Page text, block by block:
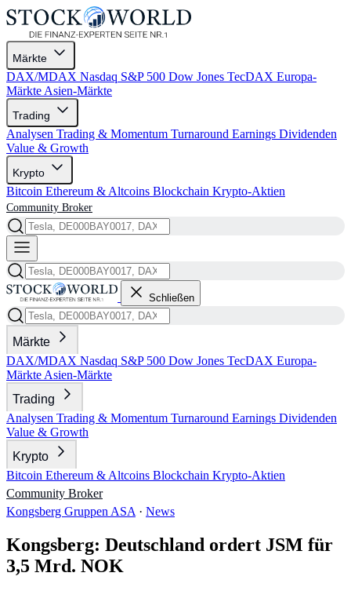
Märkte
DAX/MDAX Nasdaq S&P 500 Dow Jones TecDAX Europa-
Märkte Asien-Märkte
Trading
Analysen Trading & Momentum Turnaround Earnings Dividenden
Value & Growth
Krypto
Bitcoin Ethereum & Altcoins Blockchain Krypto-Aktien
Community Broker
Schließen
Märkte
DAX/MDAX Nasdaq S&P 500 Dow Jones TecDAX Europa-
Märkte Asien-Märkte
Trading
Analysen Trading & Momentum Turnaround Earnings Dividenden
Value & Growth
Krypto
Bitcoin Ethereum & Altcoins Blockchain Krypto-Aktien
Community Broker
Kongsberg Gruppen ASA · News
Kongsberg: Deutschland ordert JSM für
3,5 Mrd. NOK